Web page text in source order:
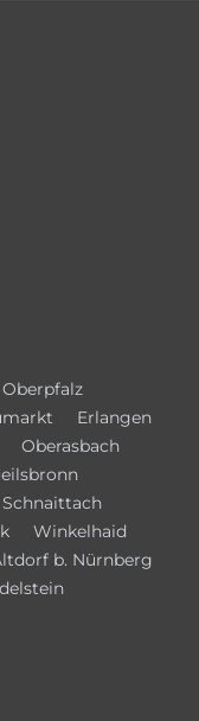
Erlangen
Oberasbach
Schnaittach
Winkelhaid
b. Nürnberg